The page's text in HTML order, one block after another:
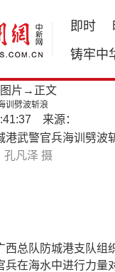
即时
铸牢中
图片 →正文
训劈波斩浪
来源：
孔凡泽 摄
西总队防城港支队组
兵在海水中进行力量